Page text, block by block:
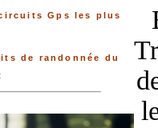
Gps les plus
de randonnée du